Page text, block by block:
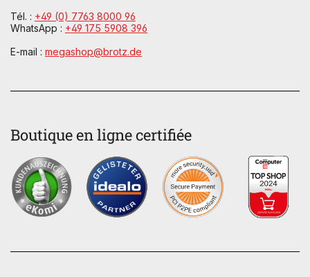
Tél. : +49 (0) 7763 8000 96
WhatsApp : +49 175 5908 396
E-mail : megashop@brotz.de
Boutique en ligne certifiée